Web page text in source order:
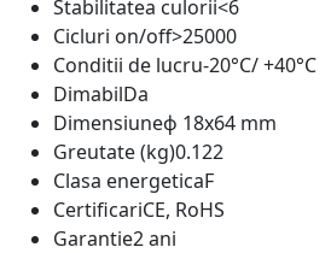
Stabilitatea culorii<6
Cicluri on/off>25000
Conditii de lucru-20°C/ +40°C
DimabilDa
Dimensiuneф 18x64 mm
Greutate (kg)0.122
Clasa energeticaF
CertificariCE, RoHS
Garantie2 ani